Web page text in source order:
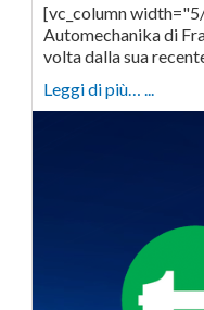
[vc_column
Automechanika di
volta dalla sua
Leggi di più… ...